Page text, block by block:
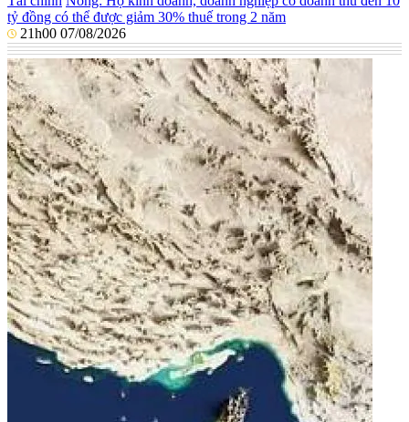
tỷ đồng có thể được giảm 30% thuế trong 2 năm
21h00 07/08/2026